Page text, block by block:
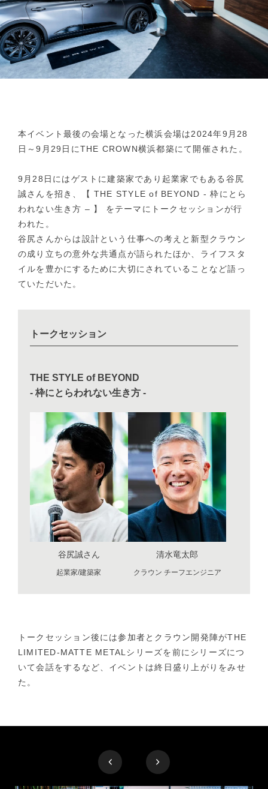
本イベント最後の会場となった横浜会場は2024年9月28
日～9月29日にTHE CROWN横浜都築にて開催された。
9月28日にはゲストに建築家であり起業家でもある谷尻
誠さんを招き、【 THE STYLE of BEYOND - 枠にとら
われない生き方 – 】 をテーマにトークセッションが行
われた。
谷尻さんからは設計という仕事への考えと新型クラウン
の成り立ちの意外な共通点が語られたほか、ライフスタ
イルを豊かにするために大切にされていることなど語っ
ていただいた。
トークセッション
THE STYLE of BEYOND
- 枠にとらわれない生き方 -
谷尻誠さん
起業家/建築家
清水竜太郎
クラウン チーフエンジニア
トークセッション後には参加者とクラウン開発陣がTHE
LIMITED-MATTE METALシリーズを前にシリーズにつ
いて会話をするなど、イベントは終日盛り上がりをみせ
た。